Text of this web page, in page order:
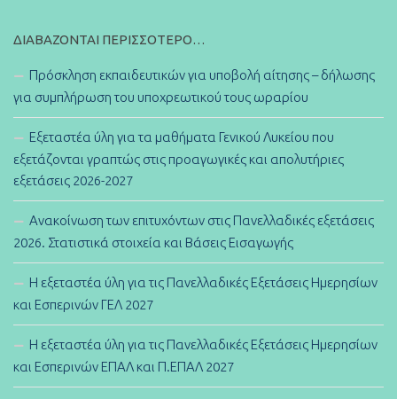
ΔΙΑΒΆΖΟΝΤΑΙ ΠΕΡΙΣΣΌΤΕΡΟ…
Πρόσκληση εκπαιδευτικών για υποβολή αίτησης – δήλωσης
για συμπλήρωση του υποχρεωτικού τους ωραρίου
Εξεταστέα ύλη για τα μαθήματα Γενικού Λυκείου που
εξετάζονται γραπτώς στις προαγωγικές και απολυτήριες
εξετάσεις 2026-2027
Ανακοίνωση των επιτυχόντων στις Πανελλαδικές εξετάσεις
2026. Στατιστικά στοιχεία και Βάσεις Εισαγωγής
Η εξεταστέα ύλη για τις Πανελλαδικές Εξετάσεις Ημερησίων
και Εσπερινών ΓΕΛ 2027
Η εξεταστέα ύλη για τις Πανελλαδικές Εξετάσεις Ημερησίων
και Εσπερινών ΕΠΑΛ και Π.ΕΠΑΛ 2027